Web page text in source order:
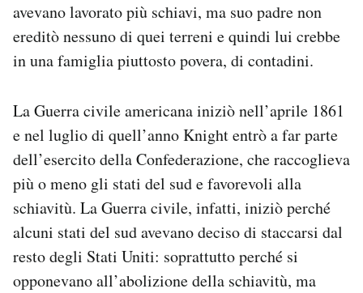
avevano lavorato più schiavi, ma suo padre non
ereditò nessuno di quei terreni e quindi lui crebbe
in una famiglia piuttosto povera, di contadini.
La Guerra civile americana iniziò nell’aprile 1861
e nel luglio di quell’anno Knight entrò a far parte
dell’esercito della Confederazione, che raccoglieva
più o meno gli stati del sud e favorevoli alla
schiavitù. La Guerra civile, infatti, iniziò perché
alcuni stati del sud avevano deciso di staccarsi dal
resto degli Stati Uniti: soprattutto perché si
opponevano all’abolizione della schiavitù, ma